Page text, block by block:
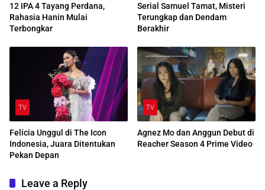
12 IPA 4 Tayang Perdana,
Rahasia Hanin Mulai
Terbongkar
Serial Samuel Tamat, Misteri
Terungkap dan Dendam
Berakhir
TV
Felicia Unggul di The Icon
Indonesia, Juara Ditentukan
Pekan Depan
TV
Agnez Mo dan Anggun Debut di
Reacher Season 4 Prime Video
Leave a Reply